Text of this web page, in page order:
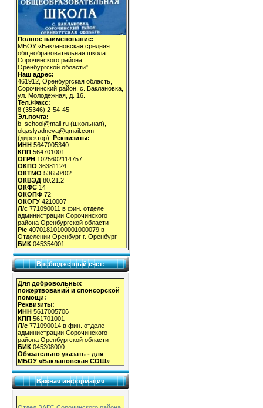
Полное наименование:
МБОУ «Баклановская средняя
общеобразовательная школа
Сорочинского района
Оренбургской области"
Наш адрес:
461912, Оренбургская область,
Сорочинский район, с. Баклановка,
ул. Молодежная, д. 16.
Тел./Факс:
8 (35346) 2-54-45
Эл.почта:
b_school@mail.ru (школьная),
olgaslyadneva@gmail.com
(директор). Реквизиты:
ИНН 5647005340
КПП 564701001
ОГРН 1025602114757
ОКПО 36381124
ОКТМО 53650402
ОКВЭД 80.21.2
ОКФС 14
ОКОПФ 72
ОКОГУ 4210007
Л/с 771090011 в фин. отделе
администрации Сорочинского
района Оренбургской области
Р/с 40701810100001000079 в
Отделении Оренбург г. Оренбург
БИК 045354001
Внебюджетный счет:
Для добровольных
пожертвований и спонсорской
помощи:
Реквизиты:
ИНН 5617005706
КПП 561701001
Л/с 771090014 в фин. отделе
администрации Сорочинского
района Оренбургской области
БИК 045308000
Обязательно указать - для
МБОУ «Баклановская СОШ»
Важная информация